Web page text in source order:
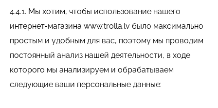
4.4.1. Мы хотим, чтобы использование нашего
интернет-магазина www.trolla.lv было максимально
простым и удобным для вас, поэтому мы проводим
постоянный анализ нашей деятельности, в ходе
которого мы анализируем и обрабатываем
следующие ваши персональные данные: